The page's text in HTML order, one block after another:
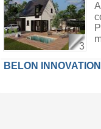
3
BELON